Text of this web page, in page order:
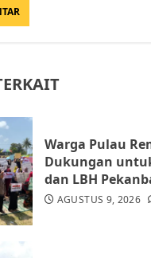
Warga Pulau
Dukungan
dan LBH
AGUSTUS 9, 2026
JULI 21, 2026 0